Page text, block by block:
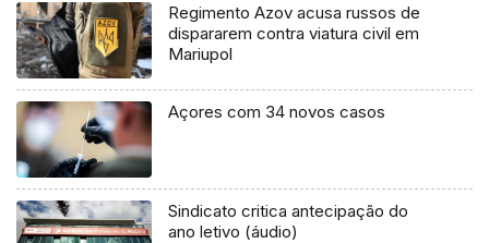
Regimento Azov acusa russos de
dispararem contra viatura civil em
Mariupol
Açores com 34 novos casos
Sindicato critica antecipação do
ano letivo (áudio)